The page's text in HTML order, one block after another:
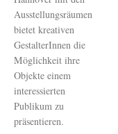
Ausstellungsräumen
bietet kreativen
GestalterInnen die
Möglichkeit ihre
Objekte einem
interessierten
Publikum zu
präsentieren.